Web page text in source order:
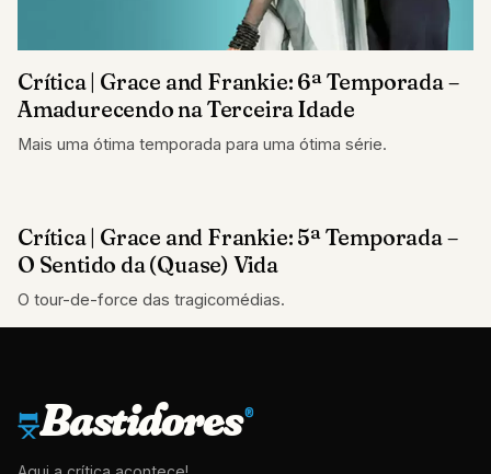
Crítica | Grace and Frankie: 6ª Temporada –
Amadurecendo na Terceira Idade
Mais uma ótima temporada para uma ótima série.
CRÍTICAS
Crítica | Grace and Frankie: 5ª Temporada –
O Sentido da (Quase) Vida
O tour-de-force das tragicomédias.
Bastidores®